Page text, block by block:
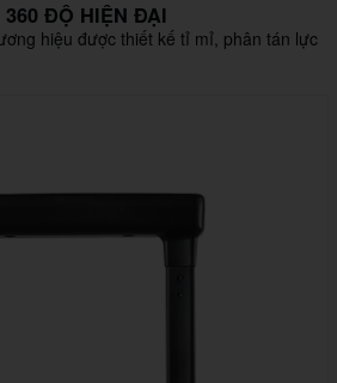
ĐỘ HIỆN ĐẠI
hiệu được thiết kế tỉ mỉ, phân tán lực